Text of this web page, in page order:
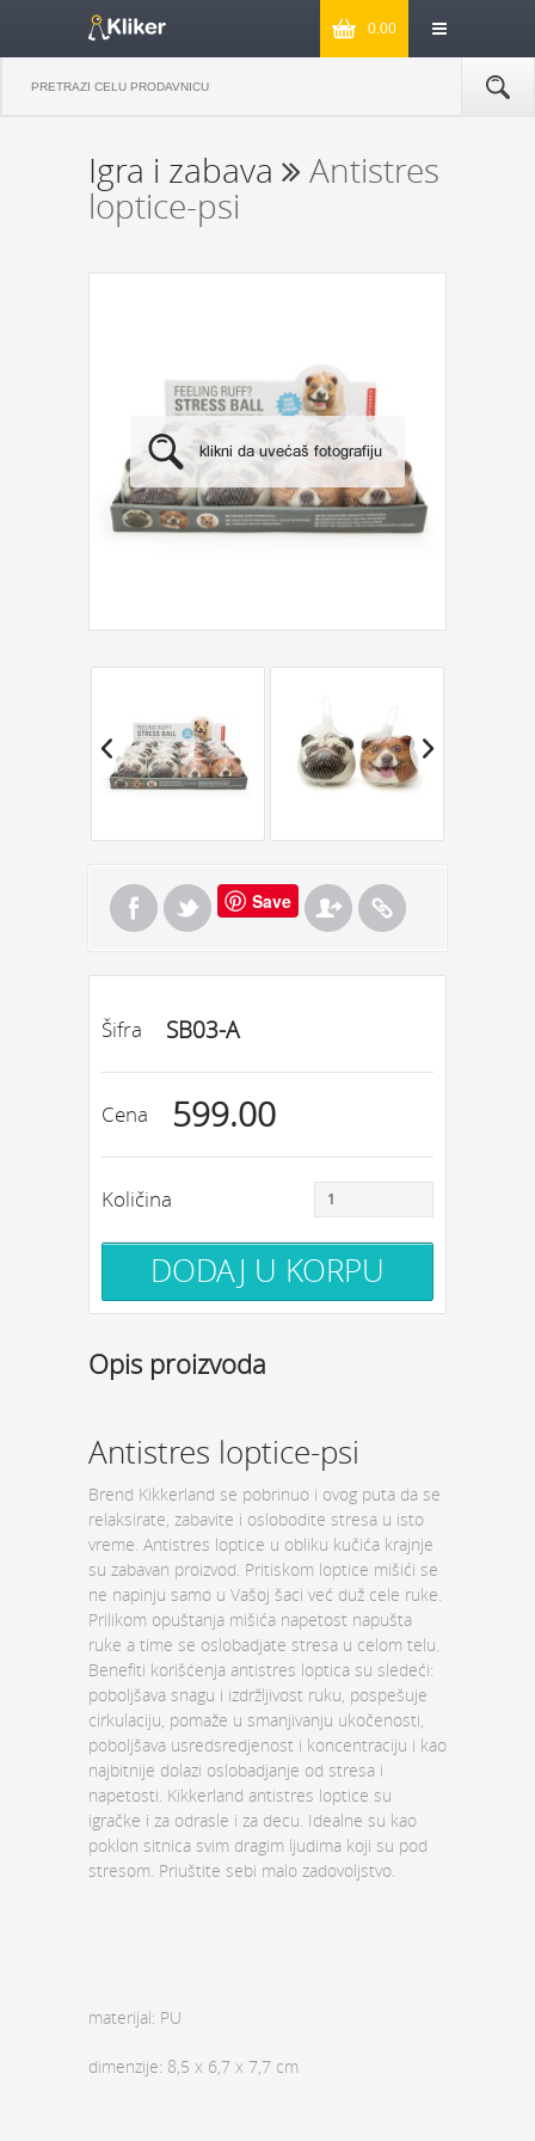
0.00
Igra i zabava
Antistres
loptice-psi
Save
Šifra SB03-A
Cena 599.00
Količina
Opis proizvoda
Antistres loptice-psi
Brend Kikkerland se pobrinuo i ovog puta da se
relaksirate, zabavite i oslobodite stresa u isto
vreme. Antistres loptice u obliku kučića krajnje
su zabavan proizvod. Pritiskom loptice mišići se
ne napinju samo u Vašoj šaci već duž cele ruke.
Prilikom opuštanja mišića napetost napušta
ruke a time se oslobadjate stresa u celom telu.
Benefiti korišćenja antistres loptica su sledeći:
poboljšava snagu i izdržljivost ruku, pospešuje
cirkulaciju, pomaže u smanjivanju ukočenosti,
poboljšava usredsredjenost i koncentraciju i kao
najbitnije dolazi oslobadjanje od stresa i
napetosti. Kikkerland antistres loptice su
igračke i za odrasle i za decu. Idealne su kao
poklon sitnica svim dragim ljudima koji su pod
stresom. Priuštite sebi malo zadovoljstvo.
materijal: PU
dimenzije: 8,5 x 6,7 x 7,7 cm